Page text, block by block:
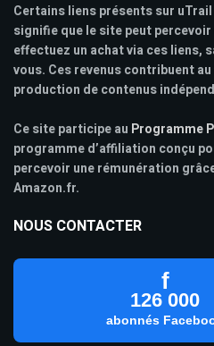
Certains liens présents sur
signifie que le site peut
effectuez un achat via ces liens,
vous. Ces revenus contribuent
production de contenus
Ce site participe au Programme
programme d’affiliation conçu
percevoir une rémunération
Amazon.fr.
NOUS CONTACTER
f
126 000
abonnés